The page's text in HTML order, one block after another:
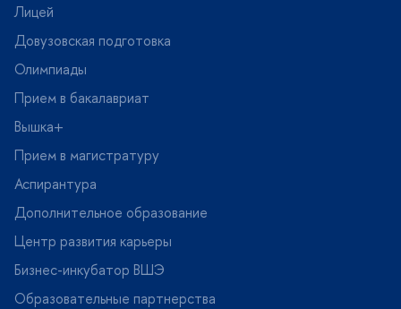
Лицей
Довузовская подготовка
Олимпиады
Прием в бакалавриат
ышка+
Прием в магистратуру
Аспирантура
Дополнительное образование
Центр развития карьеры
Бизнес-инкубатор ВШЭ
Образовательные партнерства